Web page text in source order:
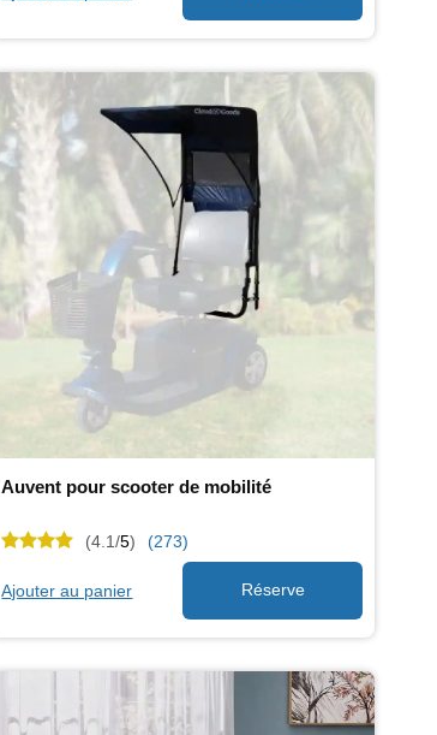
Auvent pour scooter de mobilité
(4.1/5) (273)
Ajouter au panier